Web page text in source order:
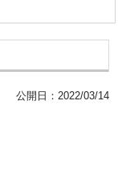
公開日： 2022/03/14